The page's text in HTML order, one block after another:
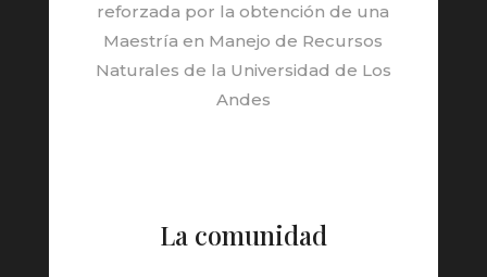
reforzada por la obtención de una
Maestría en Manejo de Recursos
Naturales de la Universidad de Los
Andes
La comunidad